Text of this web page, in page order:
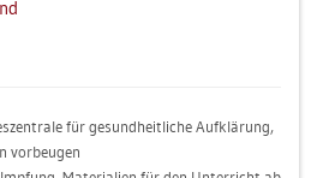
für ge­sund­heit­li­che Auf­klä­rung,
vor­beu­gen